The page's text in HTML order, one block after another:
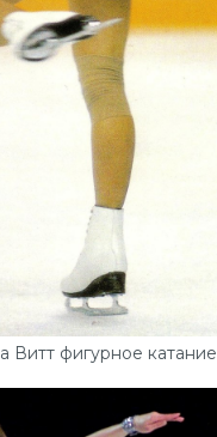
Витт фигурное катание